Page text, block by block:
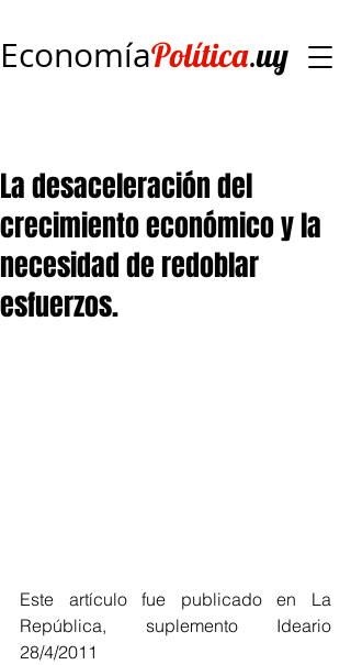
EconomíaPolítica.uy
La desaceleración del
crecimiento económico y la
necesidad de redoblar
esfuerzos.
Este artículo fue publicado en La
República, suplemento Ideario
28/4/2011